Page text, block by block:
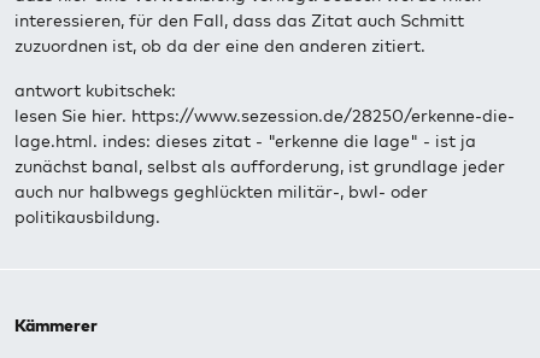
interessieren, für den Fall, dass das Zitat auch Schmitt
zuzuordnen ist, ob da der eine den anderen zitiert.
antwort kubitschek:
lesen Sie hier. https://www.sezession.de/28250/erkenne-die-
lage.html. indes: dieses zitat - "erkenne die lage" - ist ja
zunächst banal, selbst als aufforderung, ist grundlage jeder
auch nur halbwegs geghlückten militär-, bwl- oder
politikausbildung.
Kämmerer